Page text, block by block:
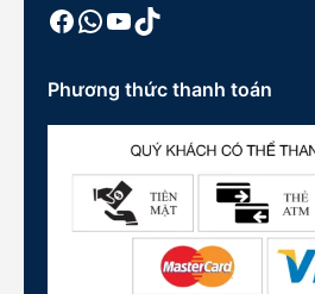
Facebook
WhatsApp
Youtube
TikTok
Phương thức thanh toán